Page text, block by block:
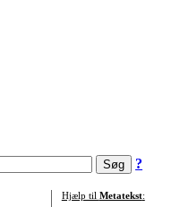
?
Hjælp til Metatekst: